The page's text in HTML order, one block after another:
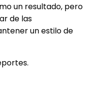
un resultado, pero
de las
un estilo de